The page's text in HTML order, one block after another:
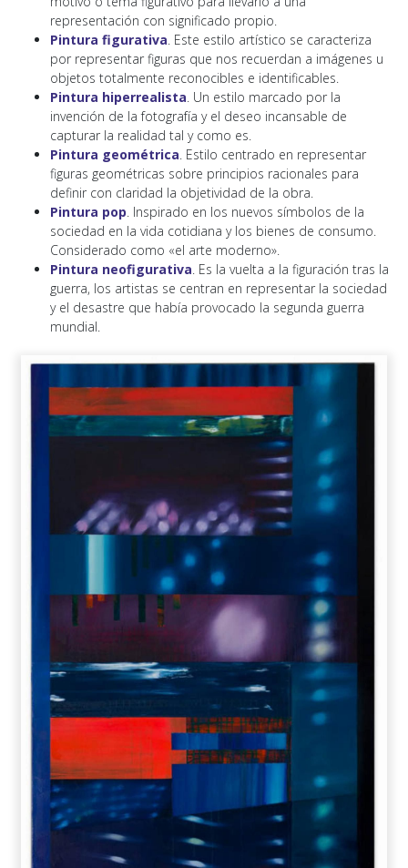
representación con significado propio.
Pintura figurativa. Este estilo artístico se caracteriza
por representar figuras que nos recuerdan a imágenes u
objetos totalmente reconocibles e identificables.
Pintura hiperrealista. Un estilo marcado por la
invención de la fotografía y el deseo incansable de
capturar la realidad tal y como es.
Pintura geométrica. Estilo centrado en representar
figuras geométricas sobre principios racionales para
definir con claridad la objetividad de la obra.
Pintura pop. Inspirado en los nuevos símbolos de la
sociedad en la vida cotidiana y los bienes de consumo.
Considerado como «el arte moderno».
Pintura neofigurativa. Es la vuelta a la figuración tras la
guerra, los artistas se centran en representar la sociedad
y el desastre que había provocado la segunda guerra
mundial.